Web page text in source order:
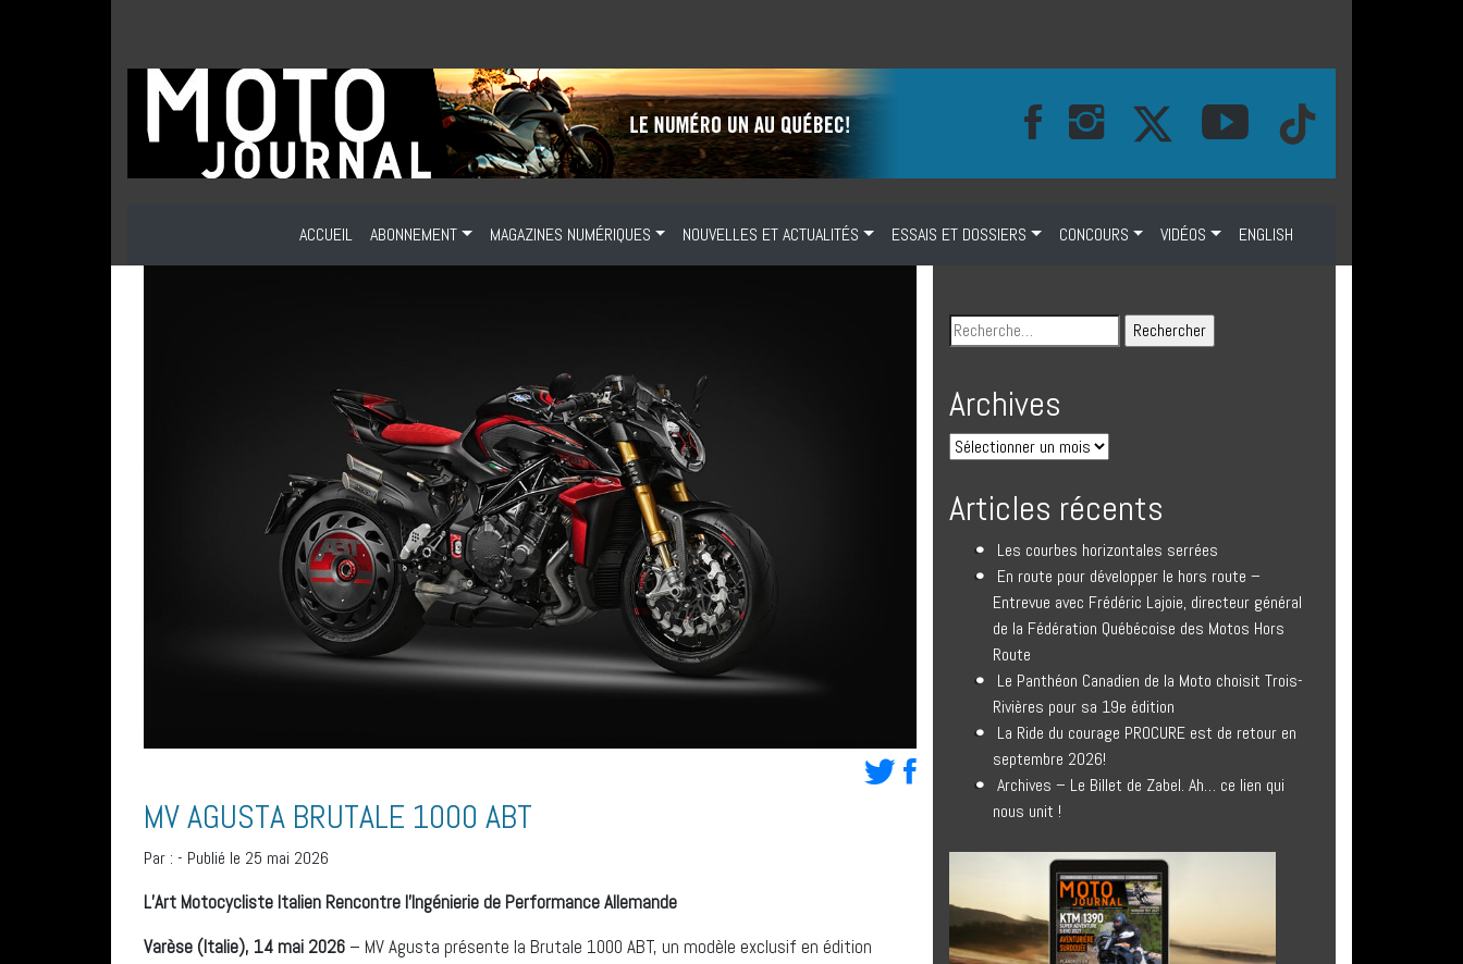
ACCUEIL ABONNEMENT MAGAZINES NUMÉRIQUES NOUVELLES ET ACTUALITÉS ESSAIS ET DOSSIERS CONCOURS VIDÉOS ENGLISH
MV AGUSTA BRUTALE 1000 ABT
Par : - Publié le 25 mai 2026
L’Art Motocycliste Italien Rencontre l’Ingénierie de Performance Allemande
Varèse (Italie), 14 mai 2026 – MV Agusta présente la Brutale 1000 ABT, un modèle exclusif en édition
Archives
Articles récents
Les courbes horizontales serrées
En route pour développer le hors route –
Entrevue avec Frédéric Lajoie, directeur général
de la Fédération Québécoise des Motos Hors
Route
Le Panthéon Canadien de la Moto choisit Trois-
Rivières pour sa 19e édition
La Ride du courage PROCURE est de retour en
septembre 2026!
Archives – Le Billet de Zabel. Ah… ce lien qui
nous unit !